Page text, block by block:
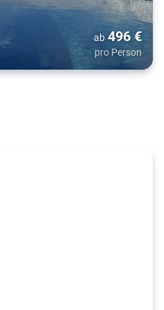
ab 496€
pro Person